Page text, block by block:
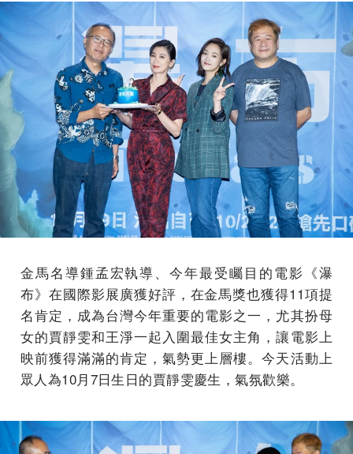
金馬名導鍾孟宏執導、今年最受矚目的電影《瀑
布》在國際影展廣獲好評，在金馬獎也獲得11項提
名肯定，成為台灣今年重要的電影之一，尤其扮母
女的賈靜雯和王淨一起入圍最佳女主角，讓電影上
映前獲得滿滿的肯定，氣勢更上層樓。今天活動上
眾人為10月7日生日的賈靜雯慶生，氣氛歡樂。